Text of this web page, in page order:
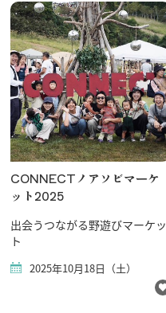
行きたいリスト
コラム
モデルコース
スポット
体験
イベント
グルメ・おみやげ
宿泊予約
飛騨市の６つの魅力
CONNECTノアソビマーケ
ット2025
出会うつながる野遊びマーケッ
ト
2025年10月18日（土）